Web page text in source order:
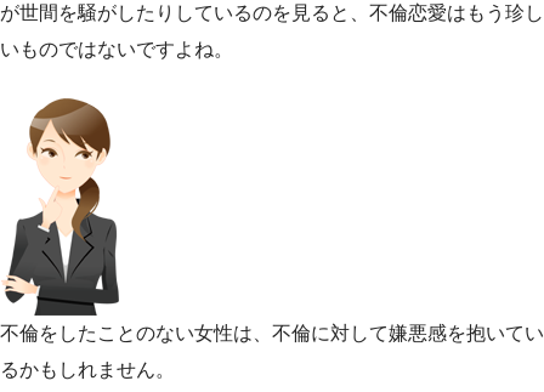
が世間を騒がしたりしているのを見ると、不倫恋愛はもう珍し
いものではないですよね。
不倫をしたことのない女性は、不倫に対して嫌悪感を抱いてい
るかもしれません。